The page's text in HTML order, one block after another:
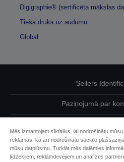
Digigraphie® (sertificēta mākslas
Tiešā druka uz audumu
Global
Sellers
Paziņojumā par
Sazinieties ar mums
Mēs izmantojam sīkfailus, lai nodrošinātu
reklāmas, kā arī nodrošinātu sociālo
mūsu datplūsmu. Turklāt mēs dalāmies
līdzekļiem, reklāmdevējiem un analīzes